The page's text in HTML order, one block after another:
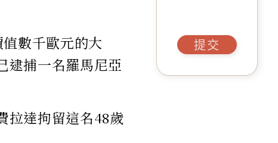
數千歐元的大
逮捕一名羅馬尼亞
拉達拘留這名48歲
提交